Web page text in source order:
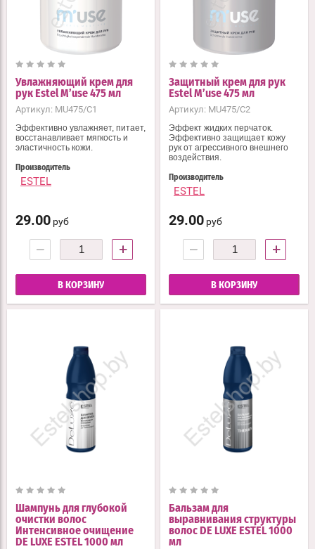
Увлажняющий крем для
рук Estel M’use 475 мл
Артикул: MU475/C1
Эффективно увлажняет, питает,
восстанавливает мягкость и
эластичность кожи.
Производитель
ESTEL
29.00 руб
− +
В КОРЗИНУ
Защитный крем для рук
Estel M’use 475 мл
Артикул: MU475/C2
Эффект жидких перчаток.
Эффективно защищает кожу
рук от агрессивного внешнего
воздействия.
Производитель
ESTEL
29.00 руб
− +
В КОРЗИНУ
Шампунь для глубокой
очистки волос
Интенсивное очищение
DE LUXE ESTEL 1000 мл
Бальзам для
выравнивания структуры
волос DE LUXE ESTEL 1000
мл